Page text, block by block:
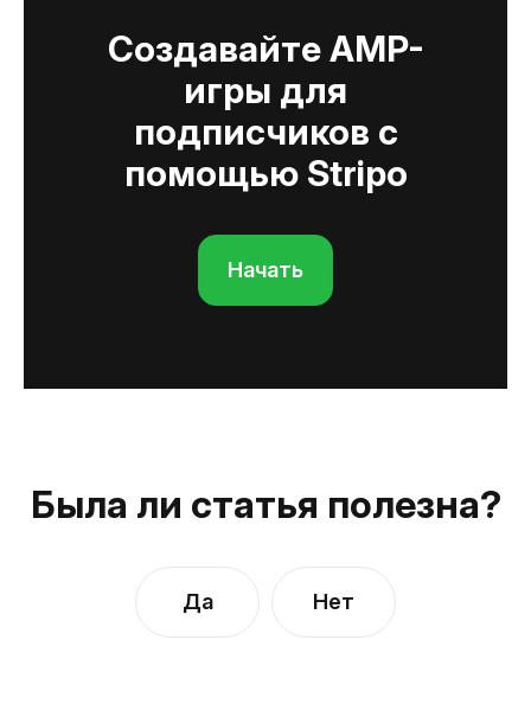
Создавайте AMP-
игры для
подписчиков с
помощью Stripo
Начать
Была ли статья полезна?
Да Нет